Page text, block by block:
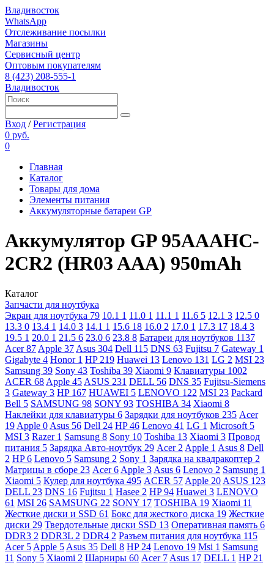
Владивосток
WhatsApp
Отслеживание посылки
Магазины
Сервисный центр
Оптовым покупателям
8 (423) 208-555-1
Владивосток
Вход /Регистрация
0 руб.
0
Главная
Каталог
Товары для дома
Элементы питания
Аккумуляторные батареи GP
Аккумулятор GP 95AAAHC-
2CR2 (HR03 AAA) 950mAh
Каталог
Запчасти для ноутбука
Экран для ноутбука 79 10.1 1 11.0 1 11.1 1 11.6 5 12.1 3 12.5 0
13.3 0 13.4 1 14.0 3 14.1 1 15.6 18 16.0 2 17.0 1 17.3 17 18.4 3
19.5 1 20.0 1 21.5 6 23.0 6 23.8 8 Батареи для ноутбуков 1137
Acer87 Apple 37 Asus 304 Dell 115 DNS 63 Fujitsu 7 Gateway 1
Gigabyte 4 Honor 1 HP 219 Huawei 13 Lenovo 131 LG 2 MSI 23
Samsung 39 Sony 43 Toshiba 39 Xiaomi 9 Клавиатуры 1002
ACER 68 Apple 45 ASUS 231 DELL 56 DNS 35 Fujitsu-Siemens
3 Gateway 3 HP 167 HUAWEI 5 LENOVO 122 MSI 23 Packard
Bell 5 SAMSUNG 98 SONY 93 TOSHIBA 34 Xiaomi 8
Наклейки для клавиатуры 6 Зарядки для ноутбуков 235 Acer
19 Apple 0 Asus 56 Dell 24 HP46 Lenovo 41 LG 1 Microsoft 5
MSI 3 Razer 1 Samsung 8 Sony 10 Toshiba 13 Xiaomi 3 Провод
питания 5 Зарядка Авто-ноутбук 29 Acer 2 Apple 1 Asus 8 Dell
2 HP6 Lenovo 5 Samsung 2 Sony 1 Зарядка на квадракоптер 2
Матрицы в сборе 23 Acer6 Apple 3 Asus 6 Lenovo 2 Samsung 1
Xiaomi 5 Кулер для ноутбука 495 ACER 57 Apple 20 ASUS 123
DELL 23 DNS 16 Fujitsu 1 Hasee 2 HP94 Huawei 3 LENOVO
61 MSI 26 SAMSUNG 22 SONY 17 TOSHIBA 19 Xiaomi 11
Жесткие диски и SSD 61 Бокс для жесткого диска 19 Жесткие
диски 29 Твердотельные диски SSD 13 Оперативная память 6
DDR3 2 DDR3L 2 DDR4 2 Разъем питания для ноутбука 115
Acer 5 Apple 5 Asus 35 Dell 8 HP 24 Lenovo 19 Msi 1 Samsung
11 Sony 5 Xiaomi 2 Шарниры 60 Acer 7 Asus 17 DELL 1 HP 21